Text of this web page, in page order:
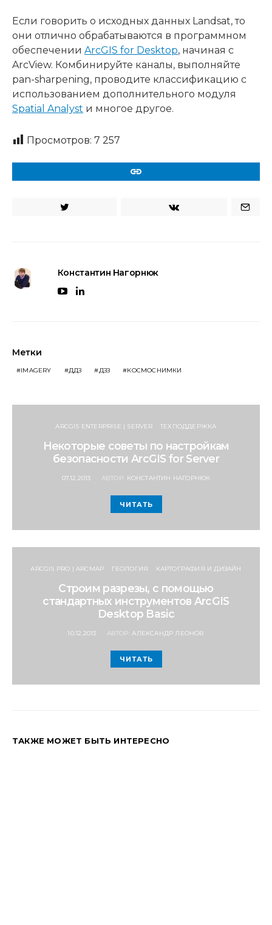
Если говорить о исходных данных Landsat, то
они отлично обрабатываются в программном
обеспечении ArcGIS for Desktop, начиная с
ArcView. Комбинируйте каналы, выполняйте
pan-sharpening, проводите классификацию с
использованием дополнительного модуля
Spatial Analyst и многое другое.
Просмотров: 7 257
Константин Нагорнюк
Метки
IMAGERY ДДЗ ДЗЗ КОСМОСНИМКИ
ARCGIS ENTERPRISE | SERVER ТЕХПОДДЕРЖКА
Некоторые советы по настройкам
безопасности ArcGIS for Server
POSTED
07.12.2013 АВТОР: КОНСТАНТИН НАГОРНЮК
ЧИТАТЬ
ARCGIS PRO | ARCMAP ГЕОЛОГИЯ КАРТОГРАФИЯ И ДИЗАЙН
Строим разрезы, с помощью
стандартных инструментов ArcGIS
Desktop Basic
POSTED
10.12.2013 АВТОР: АЛЕКСАНДР ЛЕОНОВ
ЧИТАТЬ
ТАКЖЕ МОЖЕТ БЫТЬ ИНТЕРЕСНО